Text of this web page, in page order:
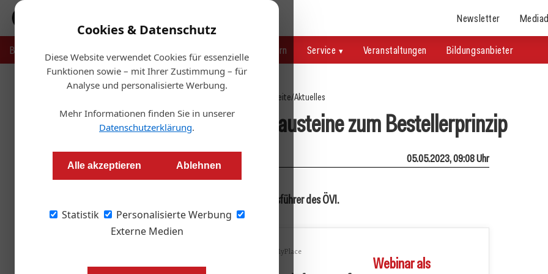
Cookies & Datenschutz
Diese Website verwendet Cookies für essenzielle
Funktionen sowie – mit Ihrer Zustimmung – für
Analyse und personalisierte Werbung.
Mehr Informationen finden Sie in unserer
Datenschutzerklärung.
Alle akzeptieren Ablehnen
Statistik
Personalisierte Werbung
Externe Medien
Newsletter
Bauträger Recht & Steuern Service Veranstaltungen Bildungsanbieter
Startseite/Aktuelles
Neue Formulare und Textbausteine zum Bestellerprinzip
Redaktion OIZ 05.05.2023, 09:08 Uhr
Ein Fachbeitrag von Anton Holzapfel, Geschäftsführer des ÖVI.
© PicMyPlace
Webinar als